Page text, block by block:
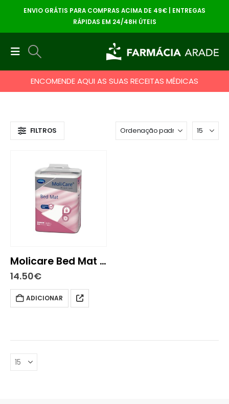
ENVIO GRÁTIS PARA COMPRAS ACIMA DE 49€ | ENTREGAS
RÁPIDAS EM 24/48H ÚTEIS
ENCOMENDE AQUI AS SUAS RECEITAS MÉDICAS
FILTROS
Molicare Bed Mat Resguardo descartável 7Gta 60X90Cm X30
14.50€
ADICIONAR